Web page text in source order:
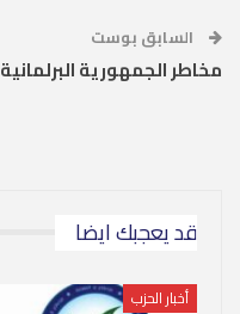
السابق بوست
مخاطر الجمهورية البرلمانية
قد يعجبك ايضا
أخبار الحزب